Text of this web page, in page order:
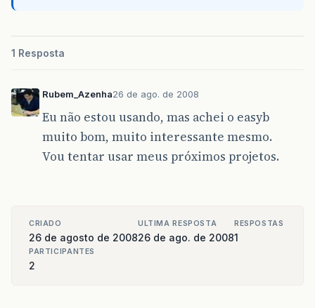
1 Resposta
Rubem_Azenha26 de ago. de 2008
Eu não estou usando, mas achei o easyb
muito bom, muito interessante mesmo.
Vou tentar usar meus próximos projetos.
CRIADO
26 de agosto de 2008
ULTIMA RESPOSTA
26 de ago. de 2008
RESPOSTAS
1
PARTICIPANTES
2